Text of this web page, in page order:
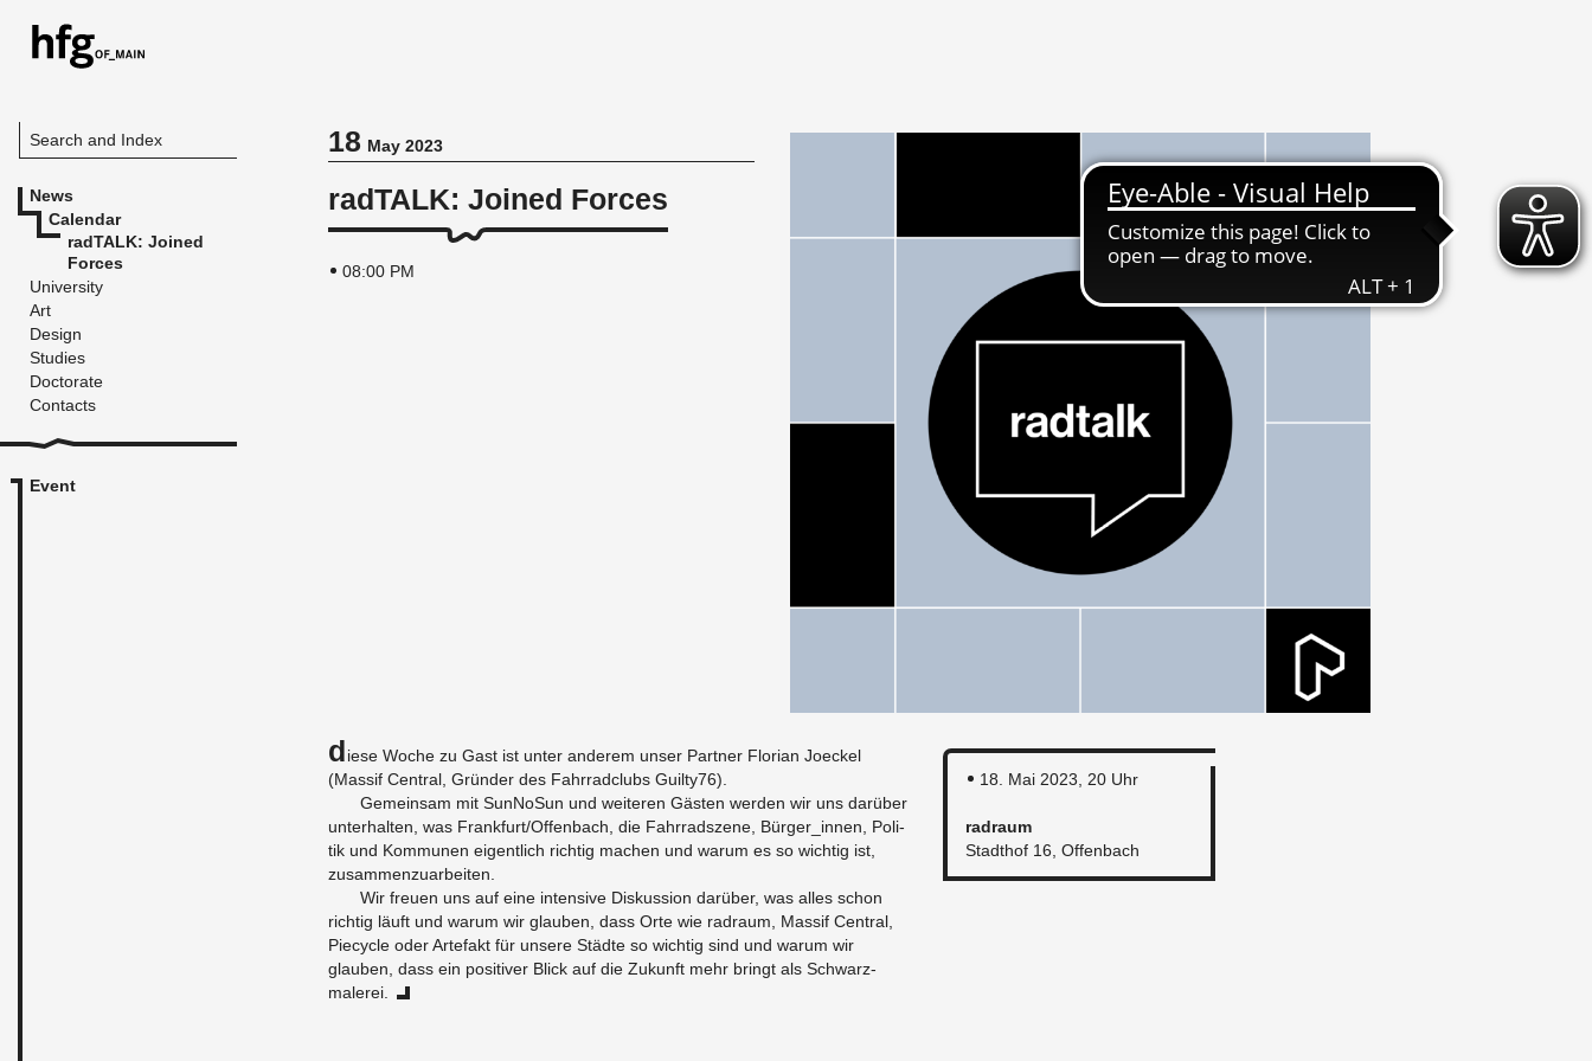
Search and Index
News
Calendar
radTALK: Joined
Forces
University
Art
Design
Studies
Doctorate
Contacts
Event
18May 2023
radTALK: Joined Forces
08:00 PM
Diese Woche zu Gast ist unter an­derem unser Part­ner Flo­rian Joeckel
(Mas­sif Cen­tral, Gründer des Fahrrad­clubs Guilty76).
Gemein­sam mit Sun­No­Sun und weit­eren Gästen wer­den wir uns darüber
un­ter­hal­ten, was Frank­furt/Of­fen­bach, die Fahrrad­szene, Bürg­er_in­nen, Poli­
tik und Kom­munen eigentlich richtig machen und warum es so wichtig ist,
zusam­men­zuar­beiten.
Wir freuen uns auf eine in­ten­sive Diskus­sion darüber, was alles schon
richtig läuft und warum wir glauben, dass Orte wie radraum, Mas­sif Cen­tral,
Piecy­cle oder Arte­fakt für un­sere Städte so wichtig sind und warum wir
glauben, dass ein pos­i­tiver Blick auf die Zukunft mehr bringt als Schwarz­
malerei.
18. Mai 2023, 20 Uhr
radraum
Stadthof 16, Of­fen­bach